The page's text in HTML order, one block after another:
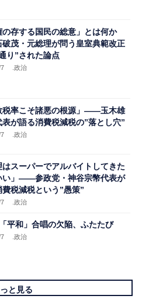
の存する国民の総意」とは何か
茂・元総理が問う皇室典範改正
り”された論点
7 .政治
税率こそ諸悪の根源」――玉木雄
表が語る消費税減税の”落とし穴”
7 .政治
はスーパーでアルバイトしてきた
い」――参政党・神谷宗幣代表が
費税減税という”愚策”
7 .政治
平和」合唱の欠陥、ふたたび
7 .政治
と見る